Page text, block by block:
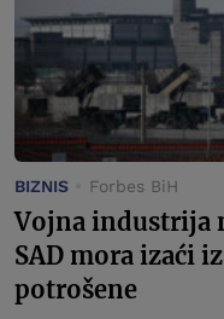
BIZNIS Forbes BiH
Vojna industrija
SAD mora izaći
potrošene